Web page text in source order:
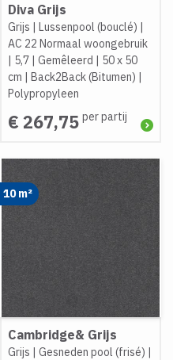
Diva Grijs
Grijs | Lussenpool (bouclé) |
AC 22 Normaal woongebruik
| 5,7 | Gemêleerd | 50 x 50
cm | Back2Back (Bitumen) |
Polypropyleen
€ 267,75 per partij
10 m²
Cambridge& Grijs
Grijs | Gesneden pool (frisé) |